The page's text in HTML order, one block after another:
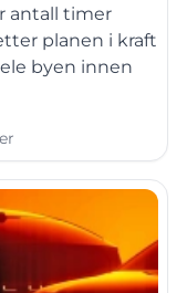
antall timer
planen i kraft
byen innen